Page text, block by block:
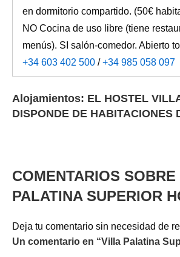
en dormitorio compartido. (50€
NO Cocina de uso libre (tiene
menús). SI salón-comedor. Abierto
+34 603 402 500 /+34 985 058 097
Alojamientos: EL HOSTEL
DISPONDE DE HABITACIONES
COMENTARIOS
PALATINA SUPERIOR
Deja tu comentario sin necesidad de
Un comentario en “Villa Palatina